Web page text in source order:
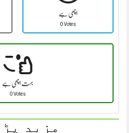
اچھی ہے
0 Votes
بہت اچھی ہے
0 Votes
مزید